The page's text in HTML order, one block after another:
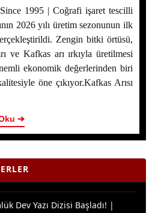
1995 | Coğrafi işaret tescilli
2026 yılı üretim sezonunun ilk
Zengin bitki örtüsü,
ve Kafkas arı ırkıyla üretilmesi
ekonomik değerlerinden biri
öne çıkıyor.Kafkas Arısı
➔
2026 Sezonunun İlk Hasadı
Dev Yazı Dizisi Başladı! |
ve Turizm
AB Tescilinde Sona Doğru
Dev Yazı Dizisi Başladı! |
Dünyası